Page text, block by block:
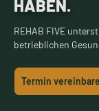
HABEN.
REHAB FIVE
betrieblichen
Termin